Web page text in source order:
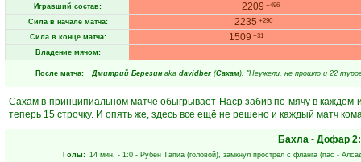
Игравший состав: 2209 +496
Сила в начале матча: 2235 +290
Сила в конце матча: 1509 +31
Владение мячом:
После матча: Дмитрий Березин aka davidber (Сахам): "Неужели, не прошло и 22
Сахам в принципиальном матче обыгрывает Наср забив по мячу в каждом
теперь 15 строчку. И опять же, здесь все ещё не решено и каждый матч
Бахла - Дофар
Голы: 14 мин. - 1:0 - Рубен Тапиа (головой), замкнул прострел с фланга (пас -